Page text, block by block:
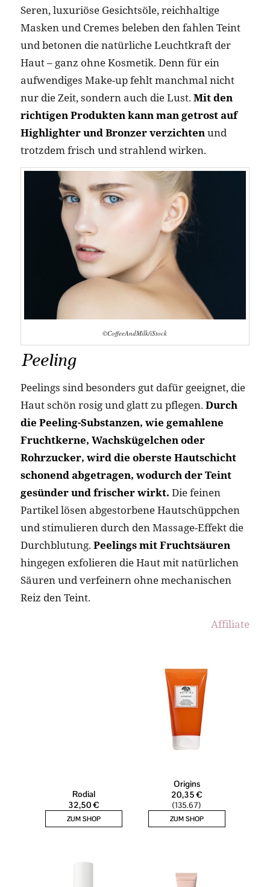
Seren, luxuriöse Gesichtsöle, reichhaltige
Masken und Cremes beleben den fahlen Teint
und betonen die natürliche Leuchtkraft der
Haut – ganz ohne Kosmetik. Denn für ein
aufwendiges Make-up fehlt manchmal nicht
nur die Zeit, sondern auch die Lust. Mit den
richtigen Produkten kann man getrost auf
Highlighter und Bronzer verzichtenund
trotzdem frisch und strahlend wirken.
©CoffeeAndMilk/iStock
Peeling
Peelings sind besonders gut dafür geeignet, die
Haut schön rosig und glatt zu pflegen. Durch
die Peeling-Substanzen, wie gemahlene
Fruchtkerne, Wachskügelchen oder
Rohrzucker, wird die oberste Hautschicht
schonend abgetragen, wodurch der Teint
gesünder und frischer wirkt. Die feinen
Partikel lösen abgestorbene Hautschüppchen
und stimulieren durch den Massage-Effekt die
Durchblutung. Peelings mit Fruchtsäuren
hingegen exfolieren die Haut mit natürlichen
Säuren und verfeinern ohne mechanischen
Reiz den Teint.
Affiliate